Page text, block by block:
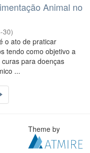
Animal no
30)
o ato de praticar
tendo como objetivo a
para doenças
...
Theme by